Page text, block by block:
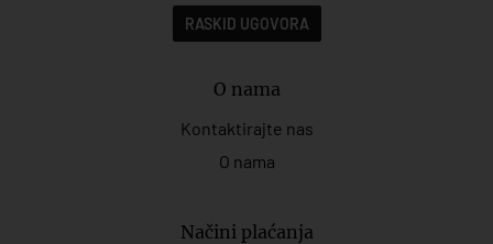
RASKID UGOVORA
O nama
Kontaktirajte nas
O nama
Načini plaćanja